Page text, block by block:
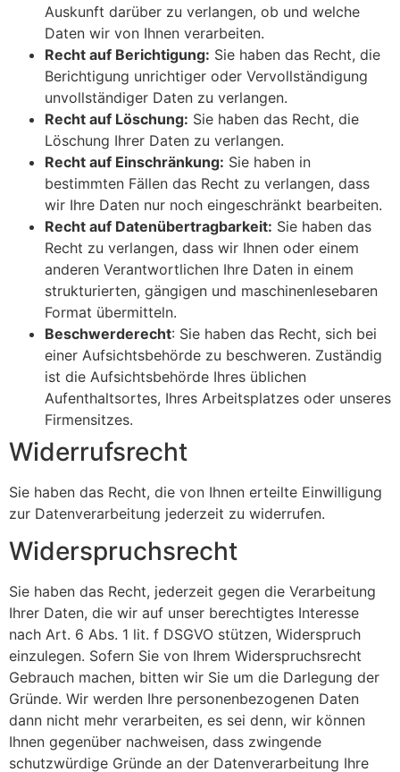
Auskunft darüber zu verlangen, ob und welche
Daten wir von Ihnen verarbeiten.
Recht auf Berichtigung: Sie haben das Recht, die
Berichtigung unrichtiger oder Vervollständigung
unvollständiger Daten zu verlangen.
Recht auf Löschung: Sie haben das Recht, die
Löschung Ihrer Daten zu verlangen.
Recht auf Einschränkung: Sie haben in
bestimmten Fällen das Recht zu verlangen, dass
wir Ihre Daten nur noch eingeschränkt bearbeiten.
Recht auf Datenübertragbarkeit: Sie haben das
Recht zu verlangen, dass wir Ihnen oder einem
anderen Verantwortlichen Ihre Daten in einem
strukturierten, gängigen und maschinenlesebaren
Format übermitteln.
Beschwerderecht: Sie haben das Recht, sich bei
einer Aufsichtsbehörde zu beschweren. Zuständig
ist die Aufsichtsbehörde Ihres üblichen
Aufenthaltsortes, Ihres Arbeitsplatzes oder unseres
Firmensitzes.
Widerrufsrecht
Sie haben das Recht, die von Ihnen erteilte Einwilligung
zur Datenverarbeitung jederzeit zu widerrufen.
Widerspruchsrecht
Sie haben das Recht, jederzeit gegen die Verarbeitung
Ihrer Daten, die wir auf unser berechtigtes Interesse
nach Art. 6 Abs. 1 lit. f DSGVO stützen, Widerspruch
einzulegen. Sofern Sie von Ihrem Widerspruchsrecht
Gebrauch machen, bitten wir Sie um die Darlegung der
Gründe. Wir werden Ihre personenbezogenen Daten
dann nicht mehr verarbeiten, es sei denn, wir können
Ihnen gegenüber nachweisen, dass zwingende
schutzwürdige Gründe an der Datenverarbeitung Ihre